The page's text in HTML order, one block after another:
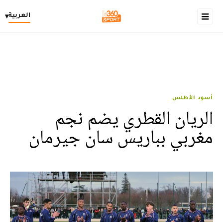
العربية▾
أسود الأطلس
الريان القطري يضم نجم
مغربي بباريس سان جيرمان